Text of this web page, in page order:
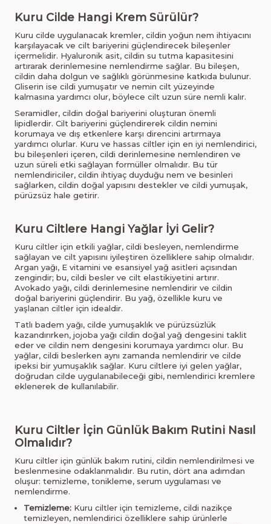
Kuru Cilde Hangi Krem Sürülür?
Kuru cilde uygulanacak kremler, cildin yoğun nem ihtiyacını
karşılayacak ve cilt bariyerini güçlendirecek bileşenler
içermelidir. Hyaluronik asit, cildin su tutma kapasitesini
artırarak derinlemesine nemlendirme sağlar. Bu bileşen,
cildin daha dolgun ve sağlıklı görünmesine katkıda bulunur.
Gliserin ise cildi yumuşatır ve nemin cilt yüzeyinde
kalmasına yardımcı olur, böylece cilt uzun süre nemli kalır.
Seramidler, cildin doğal bariyerini oluşturan önemli
lipidlerdir. Cilt bariyerini güçlendirerek cildin nemini
korumaya ve dış etkenlere karşı direncini artırmaya
yardımcı olurlar. Kuru ve hassas ciltler için en iyi nemlendirici,
bu bileşenleri içeren, cildi derinlemesine nemlendiren ve
uzun süreli etki sağlayan formüller olmalıdır. Bu tür
nemlendiriciler, cildin ihtiyaç duyduğu nem ve besinleri
sağlarken, cildin doğal yapısını destekler ve cildi yumuşak,
pürüzsüz hale getirir.
Kuru Ciltlere Hangi Yağlar İyi Gelir?
Kuru ciltler için etkili yağlar, cildi besleyen, nemlendirme
sağlayan ve cilt yapısını iyileştiren özelliklere sahip olmalıdır.
Argan yağı, E vitamini ve esansiyel yağ asitleri açısından
zengindir; bu, cildi besler ve cilt elastikiyetini artırır.
Avokado yağı, cildi derinlemesine nemlendirir ve cildin
doğal bariyerini güçlendirir. Bu yağ, özellikle kuru ve
yaşlanan ciltler için idealdir.
Tatlı badem yağı, cilde yumuşaklık ve pürüzsüzlük
kazandırırken, jojoba yağı cildin doğal yağ dengesini taklit
eder ve cildin nem dengesini korumaya yardımcı olur. Bu
yağlar, cildi beslerken aynı zamanda nemlendirir ve cilde
ipeksi bir yumuşaklık sağlar. Kuru ciltlere iyi gelen yağlar,
doğrudan cilde uygulanabileceği gibi, nemlendirici kremlere
eklenerek de kullanılabilir.
Kuru Ciltler İçin Günlük Bakım Rutini Nasıl
Olmalıdır?
Kuru ciltler için günlük bakım rutini, cildin nemlendirilmesi ve
beslenmesine odaklanmalıdır. Bu rutin, dört ana adımdan
oluşur: temizleme, tonikleme, serum uygulaması ve
nemlendirme.
Temizleme: Kuru ciltler için temizleme, cildi nazikçe
temizleyen, nemlendirici özelliklere sahip ürünlerle